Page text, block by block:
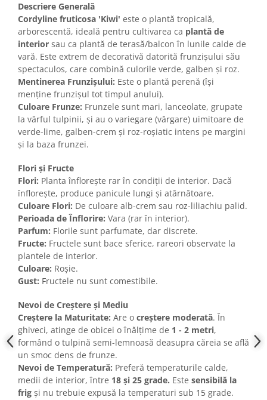
Descriere Generală
Cordyline fruticosa 'Kiwi' este o plantă tropicală,
arborescentă, ideală pentru cultivarea ca plantă de
interior sau ca plantă de terasă/balcon în lunile calde de
vară. Este extrem de decorativă datorită frunzișului său
spectaculos, care combină culorile verde, galben și roz.
Mentinerea Frunzișului: Este o plantă perenă (își
menține frunzișul tot timpul anului).
Culoare Frunze: Frunzele sunt mari, lanceolate, grupate
la vârful tulpinii, și au o variegare (vărgare) uimitoare de
verde-lime, galben-crem și roz-roșiatic intens pe margini
și la baza frunzei.
Flori și Fructe
Flori: Planta înflorește rar în condiții de interior. Dacă
înflorește, produce panicule lungi și atârnătoare.
Culoare Flori: De culoare alb-crem sau roz-liliachiu palid.
Perioada de Înflorire: Vara (rar în interior).
Parfum: Florile sunt parfumate, dar discrete.
Fructe: Fructele sunt bace sferice, rareori observate la
plantele de interior.
Culoare: Roșie.
Gust: Fructele nu sunt comestibile.
Nevoi de Creștere și Mediu
Creștere la Maturitate: Are o creștere moderată. În
ghiveci, atinge de obicei o înălțime de 1 - 2 metri,
formând o tulpină semi-lemnoasă deasupra căreia se află
un smoc dens de frunze.
Nevoi de Temperatură: Preferă temperaturile calde,
medii de interior, între 18 și 25 grade. Este sensibilă la
frig și nu trebuie expusă la temperaturi sub 15 grade.